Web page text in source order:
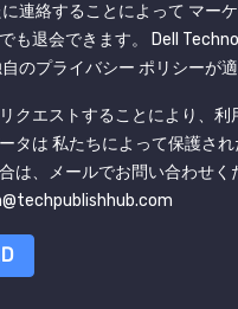
連絡することによって マー
も退会できます。
Dell
のプライバシー ポリシーが適
クエストすることにより、利
タは 私たちによって保護され
は、メールでお問い合わせく